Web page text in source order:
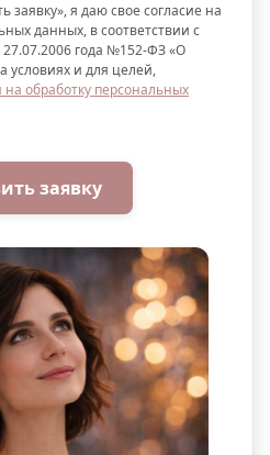
заявку», я даю свое согласие на
данных, в соответствии с
года №152-ФЗ «О
условиях и для целей,
на обработку персональных
заявку